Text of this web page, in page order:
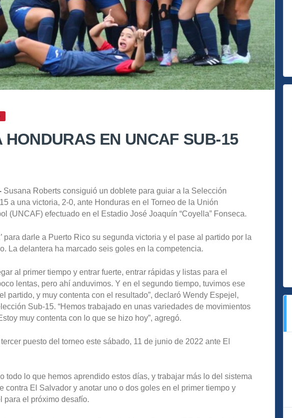
HONDURAS EN UNCAF SUB-15
Susana Roberts consiguió un doblete para guiar a la Selección
a una victoria, 2-0, ante Honduras en el Torneo de la Unión
(UNCAF) efectuado en el Estadio José Joaquín “Coyella” Fonseca.
para darle a Puerto Rico su segunda victoria y el pase al partido por la
La delantera ha marcado seis goles en la competencia.
al primer tiempo y entrar fuerte, entrar rápidas y listas para el
lentas, pero ahí anduvimos. Y en el segundo tiempo, tuvimos ese
partido, y muy contenta con el resultado”, declaró Wendy Espejel,
Sub-15. “Hemos trabajado en unas variedades de movimientos
muy contenta con lo que se hizo hoy”, agregó.
puesto del torneo este sábado, 11 de junio de 2022 ante El
todo lo que hemos aprendido estos días, y trabajar más lo del sistema
contra El Salvador y anotar uno o dos goles en el primer tiempo y
para el próximo desafío.